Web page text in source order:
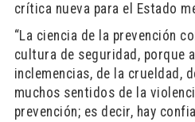
crítica nueva para el Estado
“La ciencia de la prevención
cultura de seguridad, porque
inclemencias, de la crueldad,
muchos sentidos de la
prevención; es decir, hay